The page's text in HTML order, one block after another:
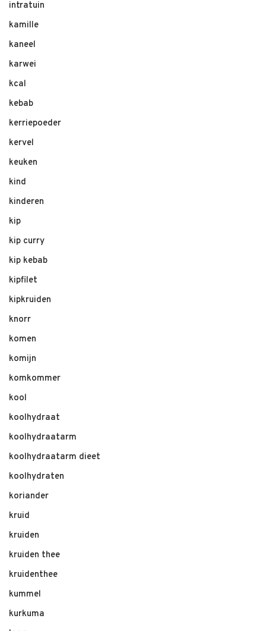
intratuin
kamille
kaneel
karwei
kcal
kebab
kerriepoeder
kervel
keuken
kind
kinderen
kip
kip curry
kip kebab
kipfilet
kipkruiden
knorr
komen
komijn
komkommer
kool
koolhydraat
koolhydraatarm
koolhydraatarm dieet
koolhydraten
koriander
kruid
kruiden
kruiden thee
kruidenthee
kummel
kurkuma